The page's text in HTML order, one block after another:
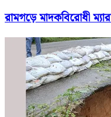
রামগড়ে মাদকবিরোধী